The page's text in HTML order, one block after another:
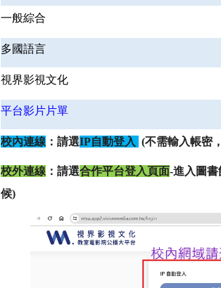
一般綜合
多國語言
視界影視文化
平台影片片單
校內連線 ：請選IP自動登入 (不需輸入帳密
校外連線 ：請選合作平台登入頁面-進入圖
候)